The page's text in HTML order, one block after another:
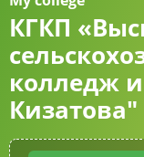
КГКП
колледж
Кизатова"